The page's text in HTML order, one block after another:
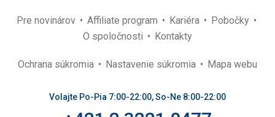
Pre novinárov Affiliate program Kariéra
Pobočky
O spoločnosti
Kontakty
Ochrana súkromia Nastavenie súkromia Mapa webu
Volajte Po-Pia 7:00-22:00, So-Ne 8:00-22:00